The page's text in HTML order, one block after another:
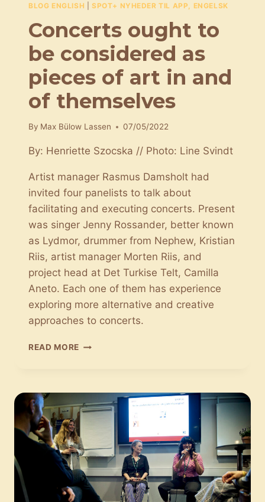
BLOG ENGLISH SPOT+ NYHEDER TIL APP, ENGELSK
Concerts ought to
be considered as
pieces of art in and
of themselves
By Max Bülow Lassen 07/05/2022
By: Henriette Szocska // Photo: Line Svindt
Artist manager Rasmus Damsholt had
invited four panelists to talk about
facilitating and executing concerts. Present
was singer Jenny Rossander, better known
as Lydmor, drummer from Nephew, Kristian
Riis, artist manager Morten Riis, and
project head at Det Turkise Telt, Camilla
Aneto. Each one of them has experience
exploring more alternative and creative
approaches to concerts.
READ MORE CONCERTS
CONSIDERED
AS
PIECES
ART
IN
AND
OF
THEMSELVES